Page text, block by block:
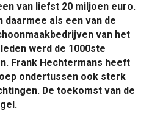
van liefst 20 miljoen euro.
als een van de
van het
werd de 1000ste
Frank Hechtermans heeft
ondertussen ook sterk
De toekomst van de